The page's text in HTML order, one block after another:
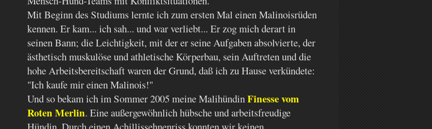
Mit Beginn des Studiums lernte ich zum ersten Mal einen Malinoisrüden
kennen. Er kam... ich sah... und war verliebt... Er zog mich derart in
seinen Bann; die Leichtigkeit, mit der er seine Aufgaben absolvierte, der
ästhetisch muskulöse und athletische Körperbau, sein Auftreten und die
hohe Arbeitsbereitschaft waren der Grund, daß ich zu Hause verkündete:
"Ich kaufe mir einen Malinois!"
Und so bekam ich im Sommer 2005 meine MalihündinFinesse vom
Roten Merlin. Eine außergewöhnlich hübsche und arbeitsfreudige